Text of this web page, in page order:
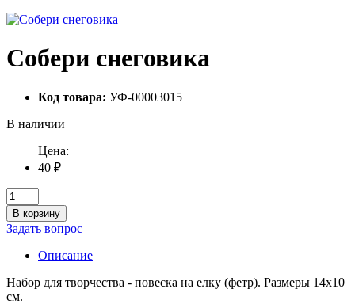
Собери снеговика
Код товара: УФ-00003015
В наличии
Цена:
40 ₽
В корзину
Задать вопрос
Описание
Набор для творчества - повеска на елку (фетр). Размеры 14х10
см.